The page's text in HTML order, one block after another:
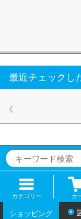
最近チェックし
カテゴリー カ
ショッピング